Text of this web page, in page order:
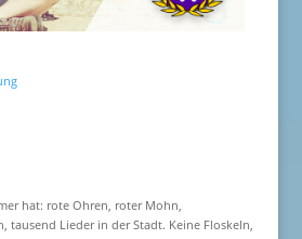
hat: rote Ohren, roter Mohn,
tausend Lieder in der Stadt. Keine Floskeln,